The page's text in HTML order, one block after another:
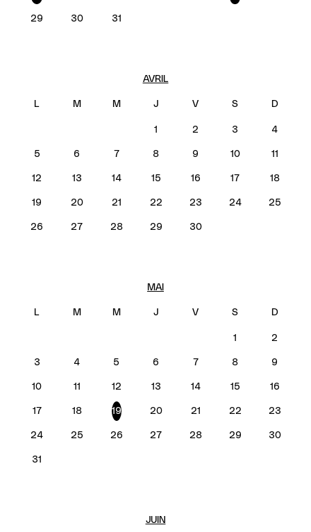
29 30 31
AVRIL
1 2 3 4
5 6 7 8 9 10 11
12 13 14 15 16 17 18
19 20 21 22 23 24 25
26 27 28 29 30
MAI
1 2
3 4 5 6 7 8 9
10 11 12 13 14 15 16
17 18 19 20 21 22 23
24 25 26 27 28 29 30
31
JUIN